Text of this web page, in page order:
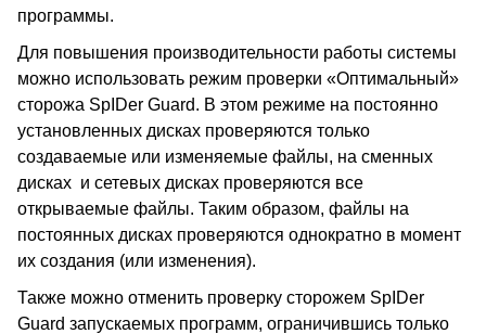
программы.
Для повышения производительности работы системы
можно использовать режим проверки «Оптимальный»
сторожа SpIDer Guard. В этом режиме на постоянно
установленных дисках проверяются только
создаваемые или изменяемые файлы, на сменных
дисках и сетевых дисках проверяются все
открываемые файлы. Таким образом, файлы на
постоянных дисках проверяются однократно в момент
их создания (или изменения).
Также можно отменить проверку сторожем SpIDer
Guard запускаемых программ, ограничившись только